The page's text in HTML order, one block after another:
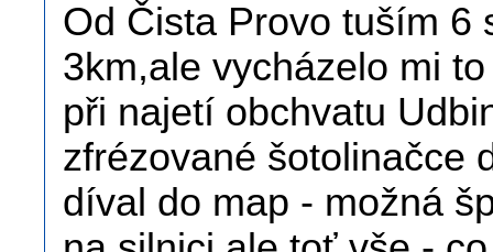
Od Čista Provo tuším 6
3km,ale vycházelo mi
při najetí obchvatu
zfrézované šotolinačce
díval do map - možná